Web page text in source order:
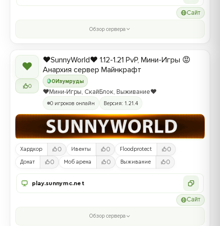
Сайт
Обзор сервера
❤
0
0Изумруды
❤️SunnyWorld❤️ 1.12-1.21 PvP, Мини-Игры 😡
Анархия сервер Майнкрафт
❤️Мини-Игры, СкайБлок, Выживание❤️
0 игроков онлайн Версия: 1.21.4
Хардкор 0 Ивенты 0 Floodprotect 0
Донат 0 Моб арена 0 Выживание 0
play.sunnymc.net
Сайт
Обзор сервера